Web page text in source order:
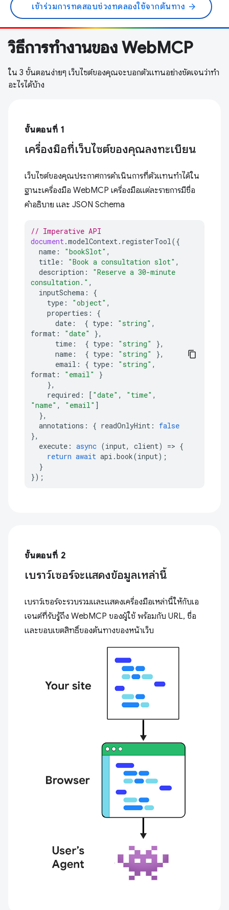
เข้าร่วมการทดสอบช่วงทดลองใช้จากต้นทาง arrow_forward
วิธีการทำงานของ WebMCP
ใน 3 ขั้นตอนง่ายๆ เว็บไซต์ของคุณจะบอกตัวแทนอย่างชัดเจนว่าทำ
อะไรได้บ้าง
ขั้นตอนที่ 1
เครื่องมือที่เว็บไซต์ของคุณลงทะเบียน
เว็บไซต์ของคุณประกาศการดำเนินการที่ตัวแทนทำได้ใน
ฐานะเครื่องมือ WebMCP เครื่องมือแต่ละรายการมีชื่อ
คำอธิบาย และ JSON Schema
// Imperative API
document.modelContext. registerTool({
name : "bookSlot" ,
title : "Book a consultation slot" ,
description :
"Reserve a 30-minute
consultation." ,
inputSchema :
{
type : "object" ,
properties :
{
date : { type : "string" ,
format : "date"
},
time : { type : "string"
},
name : { type : "string"
},
email : { type : "string" ,
format : "email"
}
},
required : [ "date" , "time" ,
"name" , "email" ]
},
annotations : { readOnlyHint :
false
},
execute : async (input, client) => {
return await api .book(input);
}
});
ขั้นตอนที่ 2
เบราว์เซอร์จะแสดงข้อมูลเหล่านี้
เบราว์เซอร์จะรวบรวมและแสดงเครื่องมือเหล่านี้ให้กับเอ
เจนต์ที่รับรู้ถึง WebMCP ของผู้ใช้ พร้อมกับ URL, ชื่อ
และขอบเขตสิทธิ์ของต้นทางของหน้าเว็บ